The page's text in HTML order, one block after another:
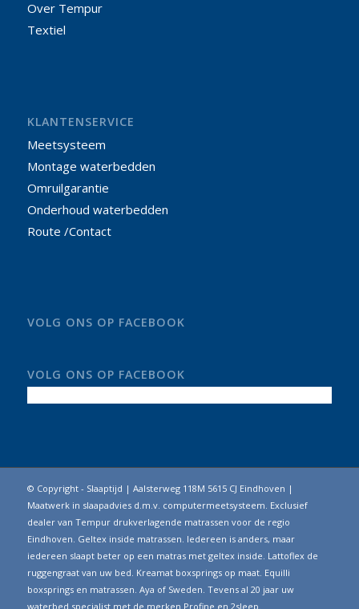
Over Tempur
Textiel
KLANTENSERVICE
Meetsysteem
Montage waterbedden
Omruilgarantie
Onderhoud waterbedden
Route /Contact
VOLG ONS OP FACEBOOK
VOLG ONS OP FACEBOOK
© Copyright - Slaaptijd | Aalsterweg 118M 5615 CJ Eindhoven |
Maatwerk in slaapadvies d.m.v. computermeetsysteem. Exclusief
dealer van Tempur drukverlagende matrassen voor de regio
Eindhoven. Geltex inside matrassen. Iedereen is anders, maar
iedereen slaapt beter op een matras met geltex inside. Lattoflex de
ruggengraat van uw bed. Kreamat boxsprings op maat. Equilli
boxsprings en matrassen. Aya of Sweden. Tevens al 20 jaar uw
waterbed specialist met de merken Profine en 2sleep.